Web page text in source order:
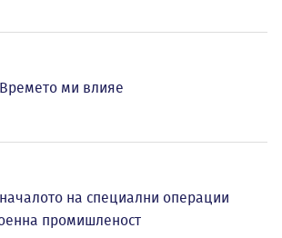
ми влияе
на специални операции
промишленост